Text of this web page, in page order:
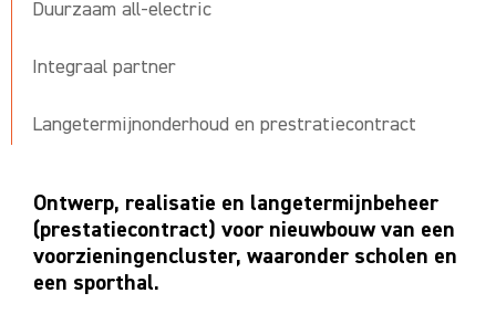
Duurzaam all-electric
Integraal partner
Langetermijnonderhoud en prestratiecontract
Ontwerp, realisatie en langetermijnbeheer
(prestatiecontract) voor nieuwbouw van een
voorzieningencluster, waaronder scholen en
een sporthal.